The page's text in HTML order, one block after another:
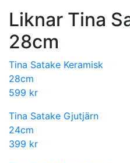
Liknar Tina
28cm
Tina Satake Keramisk
28cm
599 kr
Tina Satake Gjutjärn
24cm
399 kr